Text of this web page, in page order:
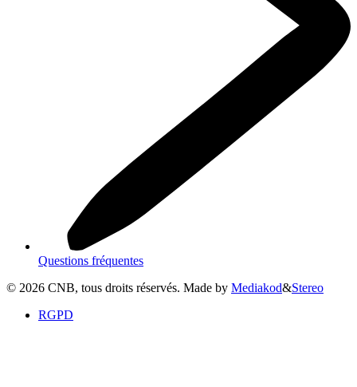
Questions fréquentes
© 2026 CNB, tous droits réservés. Made by Mediakod&Stereo
RGPD